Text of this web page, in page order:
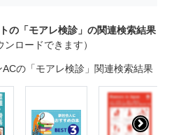
の「モアレ検診」の関連検索結果
ンロードできます）
ACの「モアレ検診」関連検索結果